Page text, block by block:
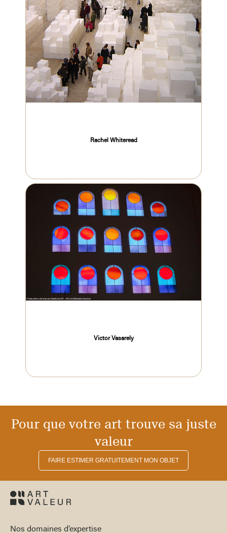
Rachel Whiteread
Victor Vasarely
Pour que votre art trouve sa juste
valeur
FAIRE ESTIMER GRATUITEMENT MON OBJET
Nos domaines d’expertise